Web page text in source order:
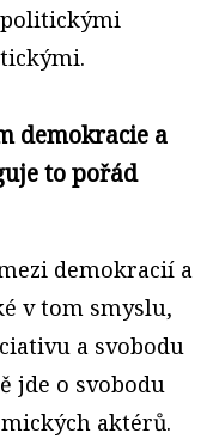
demokracie a
to pořád
demokracií a
v tom smyslu,
a svobodu
jde o svobodu
aktérů.